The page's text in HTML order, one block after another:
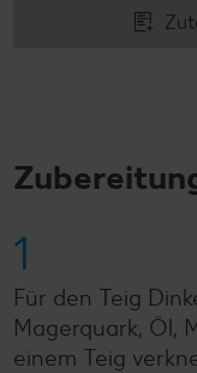
1
Für den Teig
Magerquark, Öl,
einem Teig